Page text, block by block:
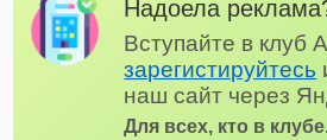
Надоела
Вступайте в клуб
зарегистируйтесь
наш сайт через
Для всех, кто в